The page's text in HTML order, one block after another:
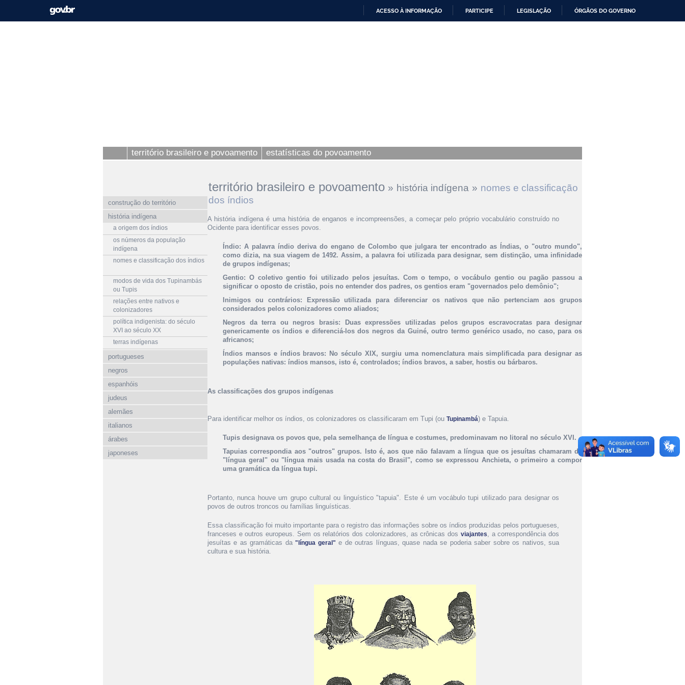
ACESSO À INFORMAÇÃO PARTICIPE LEGISLAÇÃO ÓRGÃOS DO GOVERNO
território brasileiro e povoamento estatísticas do povoamento
construção do território
história indígena
a origem dos índios
os números da população
indígena
nomes e classificação dos índios
modos de vida dos Tupinambás
ou Tupis
relações entre nativos e
colonizadores
política indigenista: do século
XVI ao século XX
terras indígenas
portugueses
negros
espanhóis
judeus
alemães
italianos
árabes
japoneses
território brasileiro e povoamento » história indígena » nomes e classificação
dos índios
A história indígena é uma história de enganos e incompreensões, a começar pelo próprio vocabulário construído no
Ocidente para identificar esses povos.
Índio: A palavra índio deriva do engano de Colombo que julgara ter encontrado as Índias, o "outro mundo",
como dizia, na sua viagem de 1492. Assim, a palavra foi utilizada para designar, sem distinção, uma infinidade
de grupos indígenas;
Gentio: O coletivo gentio foi utilizado pelos jesuítas. Com o tempo, o vocábulo gentio ou pagão passou a
significar o oposto de cristão, pois no entender dos padres, os gentios eram "governados pelo demônio";
Inimigos ou contrários: Expressão utilizada para diferenciar os nativos que não pertenciam aos grupos
considerados pelos colonizadores como aliados;
Negros da terra ou negros brasis: Duas expressões utilizadas pelos grupos escravocratas para designar
genericamente os índios e diferenciá-los dos negros da Guiné, outro termo genérico usado, no caso, para os
africanos;
Índios mansos e índios bravos: No século XIX, surgiu uma nomenclatura mais simplificada para designar as
populações nativas: índios mansos, isto é, controlados; índios bravos, a saber, hostis ou bárbaros.
As classificações dos grupos indígenas
Para identificar melhor os índios, os colonizadores os classificaram em Tupi (ou Tupinambá) e Tapuia.
Tupis designava os povos que, pela semelhança de língua e costumes, predominavam no litoral no século XVI.
Tapuias correspondia aos "outros" grupos. Isto é, aos que não falavam a língua que os jesuítas chamaram de
"língua geral" ou "língua mais usada na costa do Brasil", como se expressou Anchieta, o primeiro a compor
uma gramática da língua tupi.
Portanto, nunca houve um grupo cultural ou linguístico "tapuia". Este é um vocábulo tupi utilizado para designar os
povos de outros troncos ou famílias linguísticas.
Essa classificação foi muito importante para o registro das informações sobre os índios produzidas pelos portugueses,
franceses e outros europeus. Sem os relatórios dos colonizadores, as crônicas dos viajantes, a correspondência dos
jesuítas e as gramáticas da"língua geral" e de outras línguas, quase nada se poderia saber sobre os nativos, sua
cultura e sua história.